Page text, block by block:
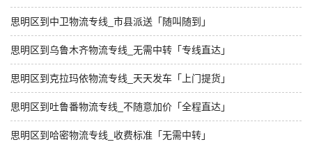
思明区到中卫物流专线_市县派送「随叫随到」
思明区到乌鲁木齐物流专线_无需中转「专线直达」
思明区到克拉玛依物流专线_天天发车「上门提货」
思明区到吐鲁番物流专线_不随意加价「全程直达」
思明区到哈密物流专线_收费标准「无需中转」